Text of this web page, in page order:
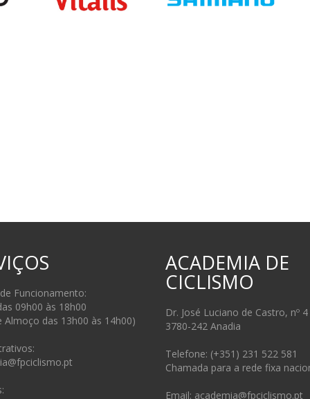
Funcionamento:
09h00 às 18h00
Almoço das 13h00 às 14h00)
ACADEMIA DE
CICLISMO
Dr. José Luciano de Castro, nº 4
3780-242 Anadia
Telefone: (+351) 231 522 581
Chamada para a rede fixa
Email: academia@fpciclismo.pt